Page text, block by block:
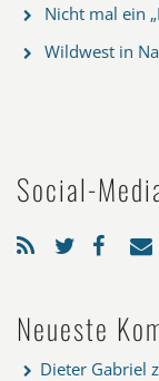
Nicht mal ein
Wildwest in
Social-
Neueste
Dieter Gabriel